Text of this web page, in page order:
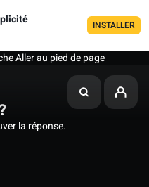
INSTALLER
Aller au pied de page
la réponse.